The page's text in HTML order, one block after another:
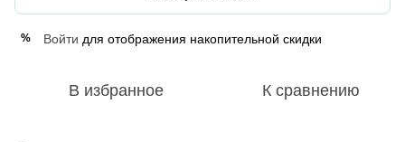
% Войти для отображения накопительной скидки
В избранное К сравнению